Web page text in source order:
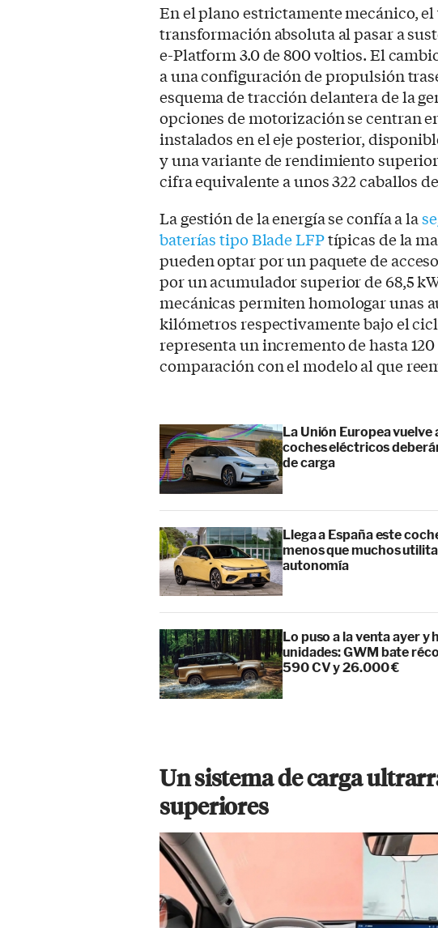
En el plano estrictamente mecánico,
transformación absoluta al pasar a
e-Platform 3.0 de 800 voltios. El
a una configuración de propulsión
esquema de tracción delantera de la
opciones de motorización se centran
instalados en el eje posterior,
y una variante de rendimiento
cifra equivalente a unos 322 caballos
La gestión de la energía se confía a la
baterías tipo Blade LFPtípicas de la
pueden optar por un paquete de
por un acumulador superior de 68,5
mecánicas permiten homologar unas
kilómetros respectivamente bajo el
representa un incremento de hasta
comparación con el modelo al que
La Unión Europea
coches eléctricos
de carga
Llega a España este
menos que muchos
autonomía
Lo puso a la venta ayer
unidades: GWM bate
590 CV y 26.000 €
Un sistema de carga
superiores